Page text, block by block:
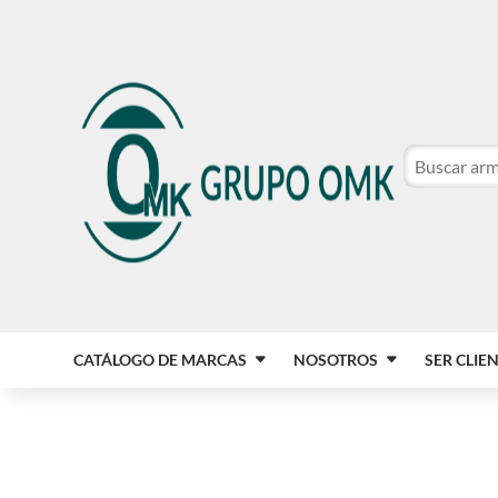
CATÁLOGO DE MARCAS NOSOTROS SER